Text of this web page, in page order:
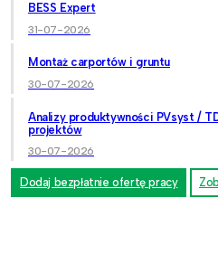
BESS Expert
31-07-2026
Montaż carportów i gruntu
30-07-2026
Analizy produktywności PVsyst /
projektów
30-07-2026
Dodaj bezpłatnie ofertę pracy